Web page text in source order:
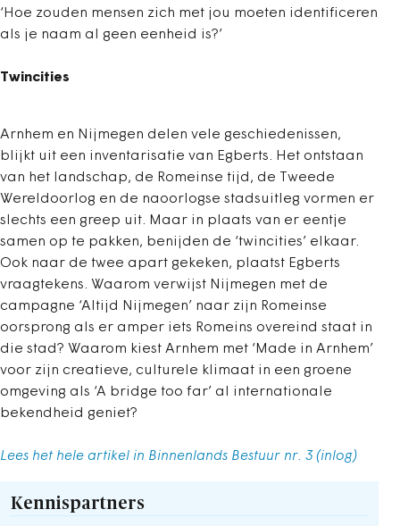
‘Hoe zouden mensen zich met jou moeten identificeren
als je naam al geen eenheid is?’
Twincities
Arnhem en Nijmegen delen vele geschiedenissen,
blijkt uit een inventarisatie van Egberts. Het ontstaan
van het landschap, de Romeinse tijd, de Tweede
Wereldoorlog en de naoorlogse stadsuitleg vormen er
slechts een greep uit. Maar in plaats van er eentje
samen op te pakken, benijden de ‘twincities’ elkaar.
Ook naar de twee apart gekeken, plaatst Egberts
vraagtekens. Waarom verwijst Nijmegen met de
campagne ‘Altijd Nijmegen’ naar zijn Romeinse
oorsprong als er amper iets Romeins overeind staat in
die stad? Waarom kiest Arnhem met ‘Made in Arnhem’
voor zijn creatieve, culturele klimaat in een groene
omgeving als ‘A bridge too far’ al internationale
bekendheid geniet?
Lees het hele artikel in Binnenlands Bestuur nr. 3 (inlog)
Kennispartners